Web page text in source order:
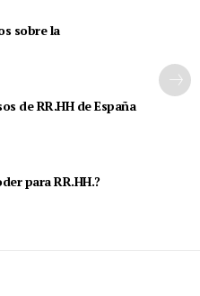
sobre la
de RR.HH de España
para RR.HH.?